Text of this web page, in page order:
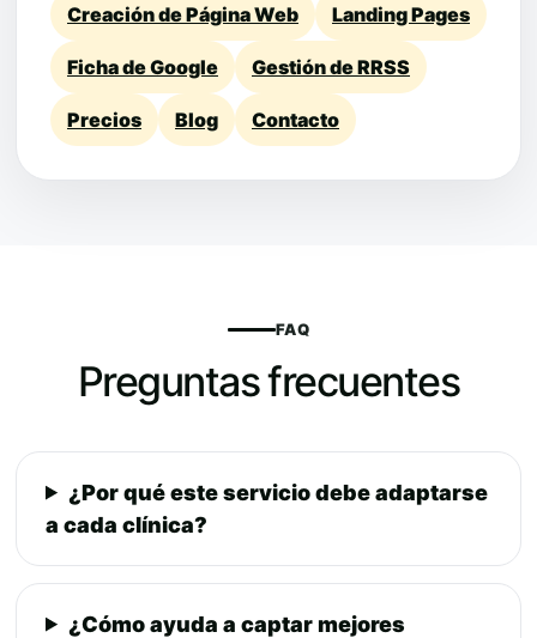
Creación de Página Web Landing Pages
Ficha de Google Gestión de RRSS
Precios Blog Contacto
FAQ
Preguntas frecuentes
¿Por qué este servicio debe adaptarse
a cada clínica?
¿Cómo ayuda a captar mejores